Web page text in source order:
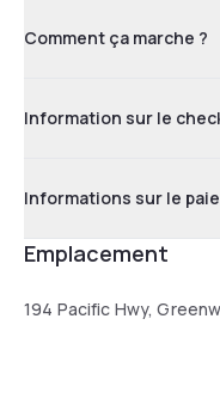
Comment ça marche ?
Information sur le
Informations sur le
Emplacement
194 Pacific Hwy,